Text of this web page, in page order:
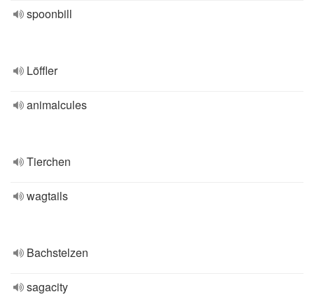
spoonbill
Löffler
animalcules
Tierchen
wagtails
Bachstelzen
sagacity